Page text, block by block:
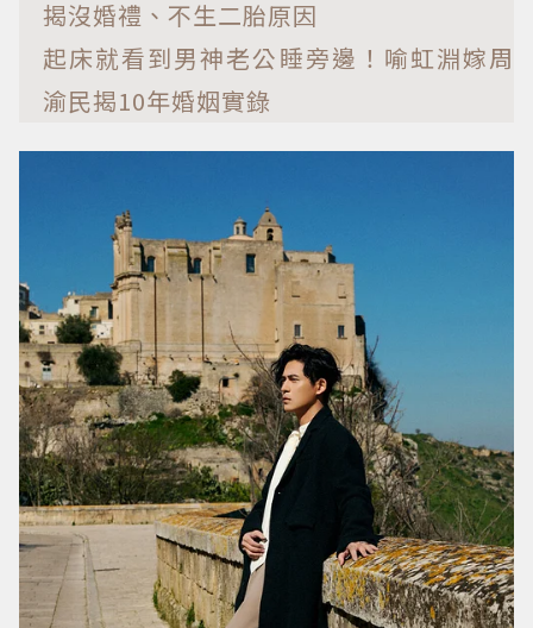
揭沒婚禮、不生二胎原因
起床就看到男神老公睡旁邊！喻虹淵嫁周
渝民揭10年婚姻實錄